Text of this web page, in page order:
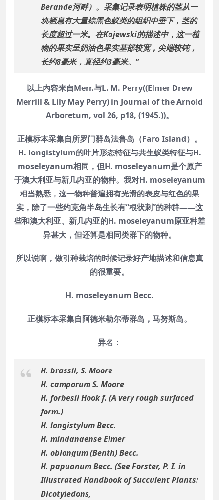
Berande河畔）。采集记录表明植株的茎从一
块栖息有大量棕黑色蚁类的组织中垂下，茎的
长度超过一米。在Kajewski的描述中，这一植
物的果实呈奶油色果实基部较宽，尖端较钝，
长约8毫米，直径约3毫米。”
以上内容来自Merr.与L. M. Perry((Elmer Drew
Merrill & Lily May Perry) in Journal of the Arnold
Arboretum, vol 26, p18, (1945.))。
正模标本采集自所罗门群岛法鲁岛（Faro Island）。
H. longistylum的叶片形态特征与共生蚁类特征与H.
moseleyanum相同，但H. moseleyanum是个原产
于澳大利亚与新几内亚的物种。我对H. moseleyanum
相当熟悉，这一物种普遍拥有光滑的表皮与红色的果
实，除了一些约克角半岛生长有“根状刺”的种群——这
些和澳大利亚、新几内亚的H. moseleyanum原亚种差
异甚大，但还算是相同类群下的物种。
所以说啊，做引种栽培的时候记录好产地描述和信息真
的很重要。
H. moseleyanum Becc.
正模标本采集自阿德米勒尔蒂群岛，马努斯岛。
异名：
H. brassii, S. Moore
H. camporum S. Moore
H. forbesii Hook f. (A very rough surfaced
form.)
H. longistylum Becc.
H. mindanaense Elmer
H. oblongum (Benth) Becc.
H. papuanum Becc. (See Forster, P. I. in
Illustrated Handbook of Succulent Plants:
Dicotyledons,